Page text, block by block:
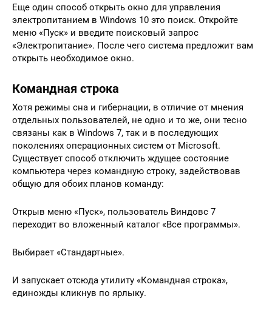
Еще один способ открыть окно для управления
электропитанием в Windows 10 это поиск. Откройте
меню «Пуск» и введите поисковый запрос
«Электропитание». После чего система предложит вам
открыть необходимое окно.
Командная строка
Хотя режимы сна и гибернации, в отличие от мнения
отдельных пользователей, не одно и то же, они тесно
связаны как в Windows 7, так и в последующих
поколениях операционных систем от Microsoft.
Существует способ отключить ждущее состояние
компьютера через командную строку, задействовав
общую для обоих планов команду:
Открыв меню «Пуск», пользователь Виндовс 7
переходит во вложенный каталог «Все программы».
Выбирает «Стандартные».
И запускает отсюда утилиту «Командная строка»,
единожды кликнув по ярлыку.